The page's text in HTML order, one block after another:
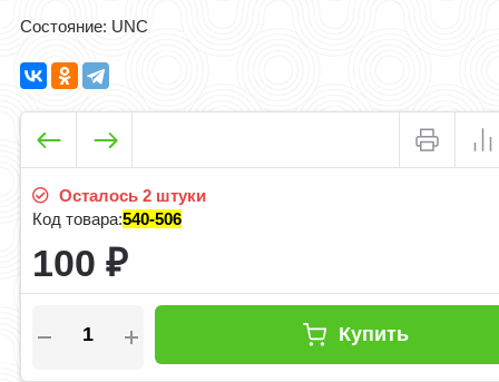
Состояние: UNC
Осталось 2 штуки
Код товара:540-506
100₽
Купить